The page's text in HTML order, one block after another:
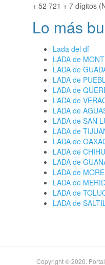
+ 52 721 + 7 dígitos
Lo más
Lada del df
LADA de
LADA de
LADA de
LADA de
LADA de
LADA de
LADA de SAN
LADA de
LADA de
LADA de
LADA de
LADA de
LADA de
LADA de
LADA de
Copyright © 2020.